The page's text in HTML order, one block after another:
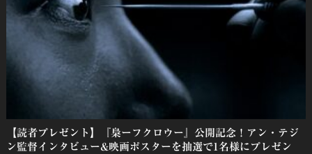
【読者プレゼント】『梟ーフクロウー』公開記念！アン・テジ
ン監督インタビュー&映画ポスターを抽選で1名様にプレゼン